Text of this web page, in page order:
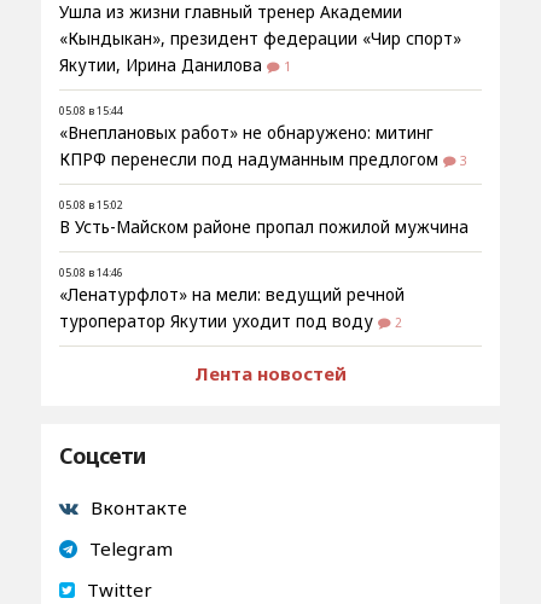
Ушла из жизни главный тренер Академии
«Кындыкан», президент федерации «Чир спорт»
Якутии, Ирина Данилова
1
05.08 в 15:44
«Внеплановых работ» не обнаружено: митинг
КПРФ перенесли под надуманным предлогом
3
05.08 в 15:02
В Усть-Майском районе пропал пожилой мужчина
05.08 в 14:46
«Ленатурфлот» на мели: ведущий речной
туроператор Якутии уходит под воду
2
Лента новостей
Соцсети
Вконтакте
Telegram
Twitter